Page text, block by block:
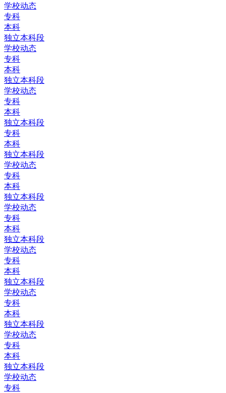
学校动态
专科
本科
独立本科段
学校动态
专科
本科
独立本科段
学校动态
专科
本科
独立本科段
专科
本科
独立本科段
学校动态
专科
本科
独立本科段
学校动态
专科
本科
独立本科段
学校动态
专科
本科
独立本科段
学校动态
专科
本科
独立本科段
学校动态
专科
本科
独立本科段
学校动态
专科